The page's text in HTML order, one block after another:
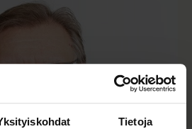
Tietoja